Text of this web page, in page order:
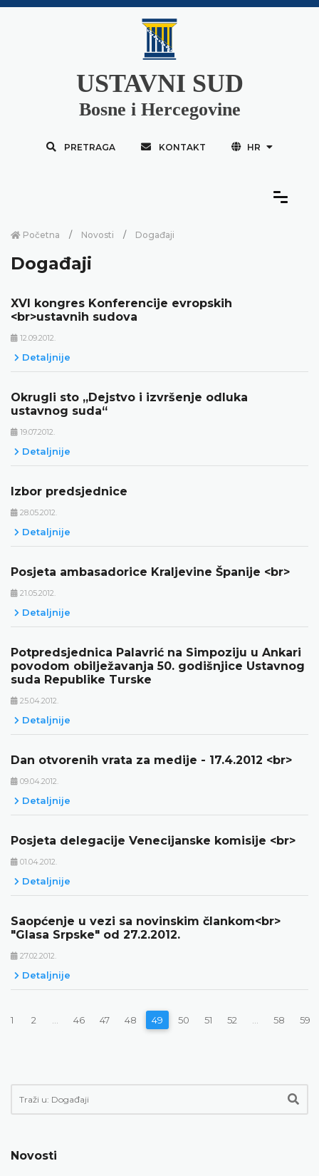
USTAVNI SUD
Bosne i Hercegovine
PRETRAGA KONTAKT HR
Početna Novosti Događaji
Događaji
XVI kongres Konferencije evropskih
<br>ustavnih sudova
12.09.2012.
Detaljnije
Okrugli sto „Dejstvo i izvršenje odluka
ustavnog suda“
19.07.2012.
Detaljnije
Izbor predsjednice
28.05.2012.
Detaljnije
Posjeta ambasadorice Kraljevine Španije <br>
21.05.2012.
Detaljnije
Potpredsjednica Palavrić na Simpoziju u Ankari
povodom obilježavanja 50. godišnjice Ustavnog
suda Republike Turske
25.04.2012.
Detaljnije
Dan otvorenih vrata za medije - 17.4.2012 <br>
09.04.2012.
Detaljnije
Posjeta delegacije Venecijanske komisije <br>
01.04.2012.
Detaljnije
Saopćenje u vezi sa novinskim člankom<br>
"Glasa Srpske" od 27.2.2012.
27.02.2012.
Detaljnije
1 2 46 47 48 49 50 51 52 58 59
Novosti